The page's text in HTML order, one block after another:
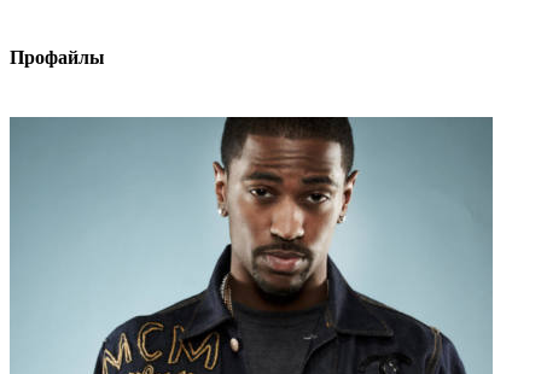
Профайлы